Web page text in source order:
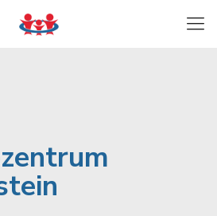
Schwierigkeitsgrades. In
Spezialist, von denen, die bei
der Neffin von Herrn Dr. Alexander
die Methode erlernt haben. Somit